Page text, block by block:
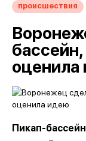
происшествия
Пикап-